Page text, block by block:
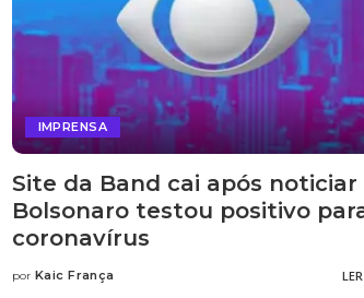
IMPRENSA
Site da Band cai após noticiar
Bolsonaro testou positivo
coronavírus
Posted
por Kaic França